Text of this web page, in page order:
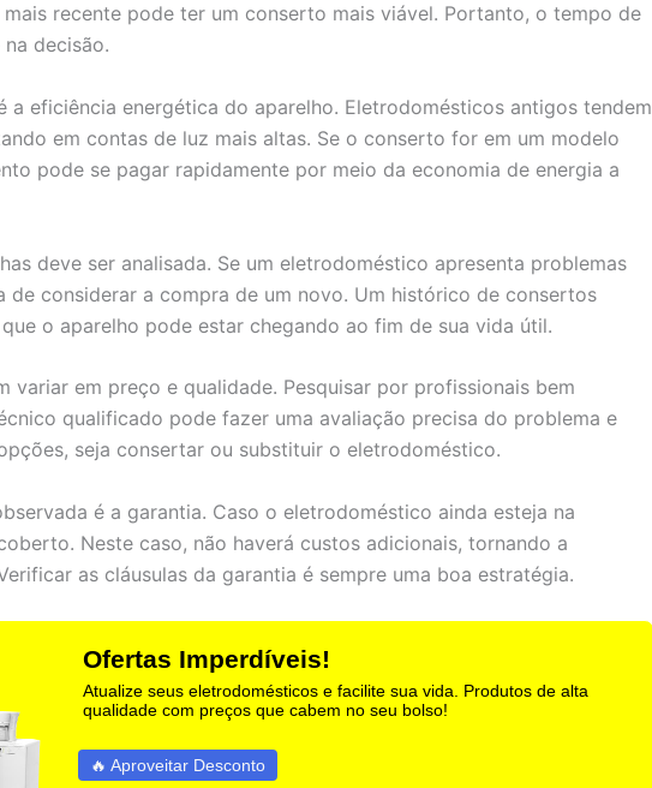
recente pode ter um conserto mais viável. Portanto, o tempo de
decisão.
a eficiência energética do aparelho. Eletrodomésticos antigos tendem
em contas de luz mais altas. Se o conserto for em um modelo
pode se pagar rapidamente por meio da economia de energia a
deve ser analisada. Se um eletrodoméstico apresenta problemas
de considerar a compra de um novo. Um histórico de consertos
o aparelho pode estar chegando ao fim de sua vida útil.
variar em preço e qualidade. Pesquisar por profissionais bem
qualificado pode fazer uma avaliação precisa do problema e
seja consertar ou substituir o eletrodoméstico.
é a garantia. Caso o eletrodoméstico ainda esteja na
Neste caso, não haverá custos adicionais, tornando a
as cláusulas da garantia é sempre uma boa estratégia.
Ofertas Imperdíveis!
Atualize seus eletrodomésticos e facilite sua vida. Produtos de alta
qualidade com preços que cabem no seu bolso!
🔥 Aproveitar Desconto